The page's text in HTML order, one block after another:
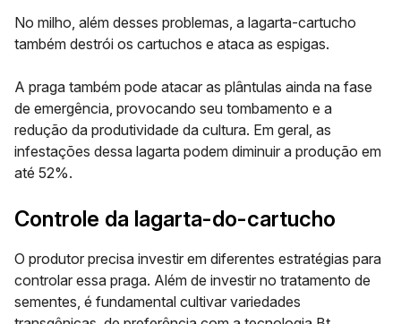
No milho, além desses problemas, a lagarta-cartucho
também destrói os cartuchos e ataca as espigas.
A praga também pode atacar as plântulas ainda na fase
de emergência, provocando seu tombamento e a
redução da produtividade da cultura. Em geral, as
infestações dessa lagarta podem diminuir a produção em
até 52%.
Controle da lagarta-do-cartucho
O produtor precisa investir em diferentes estratégias para
controlar essa praga. Além de investir no tratamento de
sementes, é fundamental cultivar variedades